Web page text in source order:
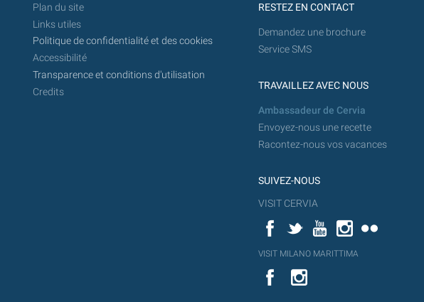
Plan du site
Links utiles
Politique de confidentialité et des cookies
Accessibilité
Transparence et conditions d'utilisation
Credits
RESTEZ EN CONTACT
Demandez une brochure
Service SMS
TRAVAILLEZ AVEC NOUS
Ambassadeur de Cervia
Envoyez-nous une recette
Racontez-nous vos vacances
SUIVEZ-NOUS
VISIT CERVIA
FacebookTwitterYouTubeInstagram
YouT
VISIT MILANO MARITTIMA
Flick
VISIT
MILANO
YouTube